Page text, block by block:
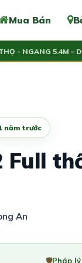
Mua Bán
5.4M – DÒ 5
năm trước
Full
An
🛡️Pháp